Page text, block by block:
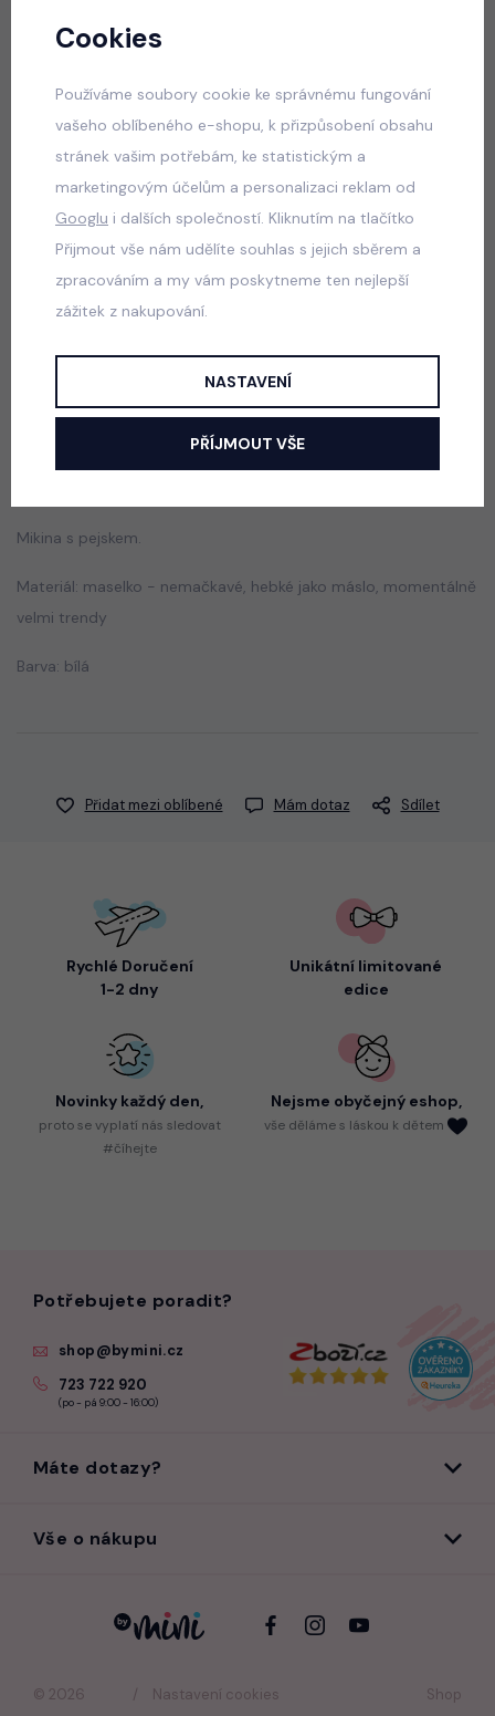
Squishy dumpling mikina ERA tmavě růžová
skladem
529 Kč
499 Kč
Jak vybrat správnou velikost?
Mikina s pejskem.
Materiál: maselko - nemačkavé, hebké jako máslo, momentálně
velmi trendy
Barva: bílá
Přidat mezi oblíbené Mám dotaz Sdílet
Rychlé Doručení
1-2 dny
Unikátní limitované
edice
Novinky každý den,
protose vyplatí nás sledovat
#číhejte
Nejsme obyčejný eshop,
vše děláme s láskou k dětem
© 2026
Nastavení cookies
Shop
Potřebujete poradit?
shop@bymini.cz
723 722 920
(po - pá 9:00 - 16:00)
Máte dotazy?
Vše o nákupu
Cookies
Používáme soubory cookie ke správnému fungování
vašeho oblíbeného e-shopu, k přizpůsobení obsahu
stránek vašim potřebám, ke statistickým a
marketingovým účelům a personalizaci reklam od
Googlu i dalších společností. Kliknutím na tlačítko
Přijmout vše nám udělíte souhlas s jejich sběrem a
zpracováním a my vám poskytneme ten nejlepší
zážitek z nakupování.
NASTAVENÍ
PŘÍJMOUT VŠE